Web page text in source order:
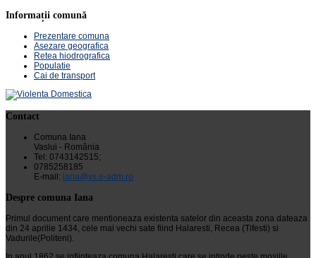
Informații comună
Prezentare comuna
Asezare geografica
Retea hiodrografica
Populatie
Cai de transport
Contact
Comuna Iana
Vaslui - România
Tel: 0743142515;
0785258185
E-mail: iana@vs.e-adm.ro
Despre comuna Iana
Primul document care mentioneaza existenta satelor din aceasta zona dateaza
din 24 aprilie 1434, cele mai vechi sate fiind Halaresti, Recea (Tifesti) si
Vadurile(Politeni).